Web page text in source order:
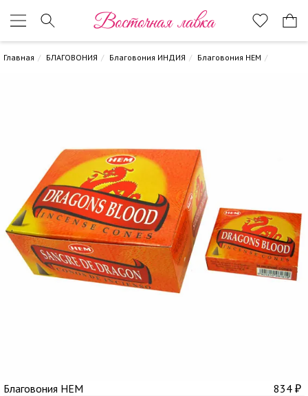
Восточная лавка
Главная БЛАГОВОНИЯ Благовония ИНДИЯ Благовония HEM
Благовония HEM 834 ₽